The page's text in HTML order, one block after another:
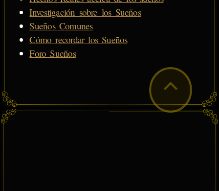
Investigación sobre los Sueños
Sueños Comunes
Cómo recordar los Sueños
Foro Sueños